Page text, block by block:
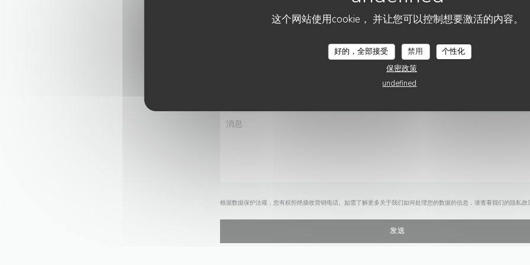
这个网站使用cookie， 并让您可以控制想要激活的内容。
好的，全部接受 禁用
个性化
保密政策
undefined
您想联系我们？
请填写下面的表格!
根据数据保护法规，您有权拒绝接收营销电话。如需了解更多关于我们如何处理您的数据的信息，请查看我们的隐私政